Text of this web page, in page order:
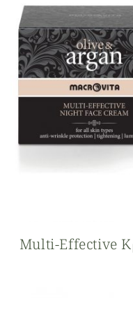
Multi-Effective